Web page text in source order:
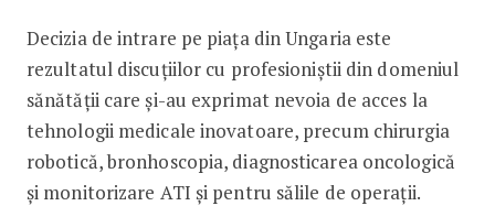
Decizia de intrare pe piața din Ungaria este
rezultatul discuțiilor cu profesioniștii din domeniul
sănătății care și-au exprimat nevoia de acces la
tehnologii medicale inovatoare, precum chirurgia
robotică, bronhoscopia, diagnosticarea oncologică
și monitorizare ATI și pentru sălile de operații.